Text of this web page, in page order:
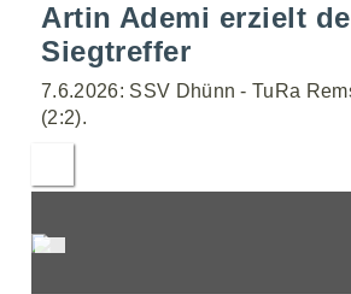
Artin Ademi erzielt
Siegtreffer
7.6.2026: SSV Dhünn - TuRa
(2:2).